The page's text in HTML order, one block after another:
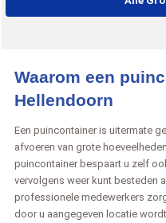
Waarom een
Hellendoorn
Een puincontainer is uitermate
afvoeren van grote
puincontainer bespaart u zelf
vervolgens weer kunt besteden
professionele medewerkers
door u aangegeven locatie